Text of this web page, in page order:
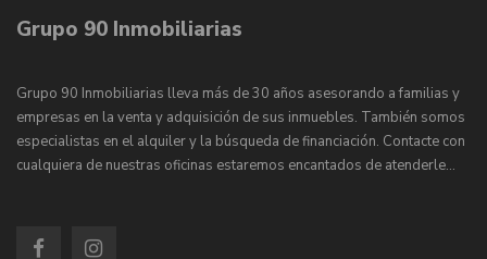
Grupo 90 Inmobiliarias
Grupo 90 Inmobiliarias lleva más de 30 años asesorando a familias y
empresas en la venta y adquisición de sus inmuebles. También somos
especialistas en el alquiler y la búsqueda de financiación. Contacte con
cualquiera de nuestras oficinas estaremos encantados de atenderle…